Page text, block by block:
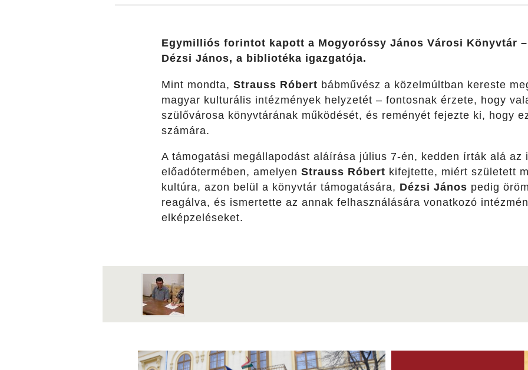
Egymilliós forintot kapott a Mogyoróssy János Városi Könyvtár
Dézsi János, a bibliotéka igazgatója.
Mint mondta, Strauss Róbert bábművész a közelmúltban kereste
magyar kulturális intézmények helyzetét – fontosnak érzete, hogy
szülővárosa könyvtárának működését, és reményét fejezte ki, hogy
számára.
A támogatási megállapodást aláírása július 7-én, kedden írták alá az
előadótermében, amelyen Strauss Róbert kifejtette, miért született
kultúra, azon belül a könyvtár támogatására, Dézsi János pedig
reagálva, és ismertette az annak felhasználására vonatkozó
elképzeléseket.